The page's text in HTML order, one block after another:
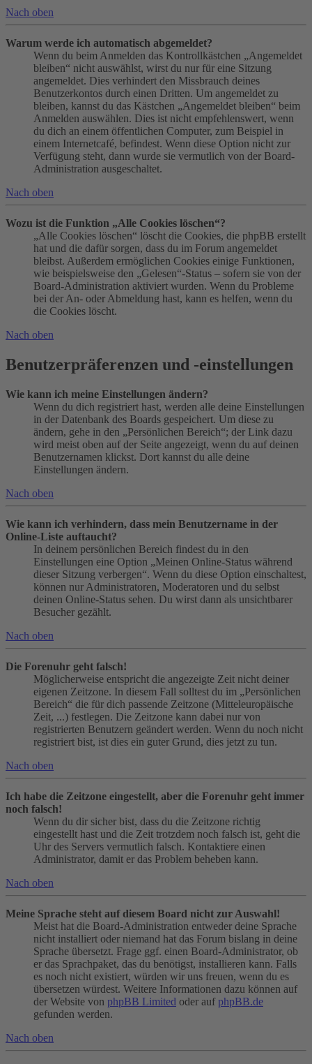
Nach oben
Warum werde ich automatisch abgemeldet?
Wenn du beim Anmelden das Kontrollkästchen „Angemeldet
bleiben“ nicht auswählst, wirst du nur für eine Sitzung
angemeldet. Dies verhindert den Missbrauch deines
Benutzerkontos durch einen Dritten. Um angemeldet zu
bleiben, kannst du das Kästchen „Angemeldet bleiben“ beim
Anmelden auswählen. Dies ist nicht empfehlenswert, wenn
du dich an einem öffentlichen Computer, zum Beispiel in
einem Internetcafé, befindest. Wenn diese Option nicht zur
Verfügung steht, dann wurde sie vermutlich von der Board-
Administration ausgeschaltet.
Nach oben
Wozu ist die Funktion „Alle Cookies löschen“?
„Alle Cookies löschen“ löscht die Cookies, die phpBB erstellt
hat und die dafür sorgen, dass du im Forum angemeldet
bleibst. Außerdem ermöglichen Cookies einige Funktionen,
wie beispielsweise den „Gelesen“-Status – sofern sie von der
Board-Administration aktiviert wurden. Wenn du Probleme
bei der An- oder Abmeldung hast, kann es helfen, wenn du
die Cookies löscht.
Nach oben
Benutzerpräferenzen und -einstellungen
Wie kann ich meine Einstellungen ändern?
Wenn du dich registriert hast, werden alle deine Einstellungen
in der Datenbank des Boards gespeichert. Um diese zu
ändern, gehe in den „Persönlichen Bereich“; der Link dazu
wird meist oben auf der Seite angezeigt, wenn du auf deinen
Benutzernamen klickst. Dort kannst du alle deine
Einstellungen ändern.
Nach oben
Wie kann ich verhindern, dass mein Benutzername in der
Online-Liste auftaucht?
In deinem persönlichen Bereich findest du in den
Einstellungen eine Option „Meinen Online-Status während
dieser Sitzung verbergen“. Wenn du diese Option einschaltest,
können nur Administratoren, Moderatoren und du selbst
deinen Online-Status sehen. Du wirst dann als unsichtbarer
Besucher gezählt.
Nach oben
Die Forenuhr geht falsch!
Möglicherweise entspricht die angezeigte Zeit nicht deiner
eigenen Zeitzone. In diesem Fall solltest du im „Persönlichen
Bereich“ die für dich passende Zeitzone (Mitteleuropäische
Zeit, ...) festlegen. Die Zeitzone kann dabei nur von
registrierten Benutzern geändert werden. Wenn du noch nicht
registriert bist, ist dies ein guter Grund, dies jetzt zu tun.
Nach oben
Ich habe die Zeitzone eingestellt, aber die Forenuhr geht immer
noch falsch!
Wenn du dir sicher bist, dass du die Zeitzone richtig
eingestellt hast und die Zeit trotzdem noch falsch ist, geht die
Uhr des Servers vermutlich falsch. Kontaktiere einen
Administrator, damit er das Problem beheben kann.
Nach oben
Meine Sprache steht auf diesem Board nicht zur Auswahl!
Meist hat die Board-Administration entweder deine Sprache
nicht installiert oder niemand hat das Forum bislang in deine
Sprache übersetzt. Frage ggf. einen Board-Administrator, ob
er das Sprachpaket, das du benötigst, installieren kann. Falls
es noch nicht existiert, würden wir uns freuen, wenn du es
übersetzen würdest. Weitere Informationen dazu können auf
der Website von phpBB Limited oder auf phpBB.de
gefunden werden.
Nach oben